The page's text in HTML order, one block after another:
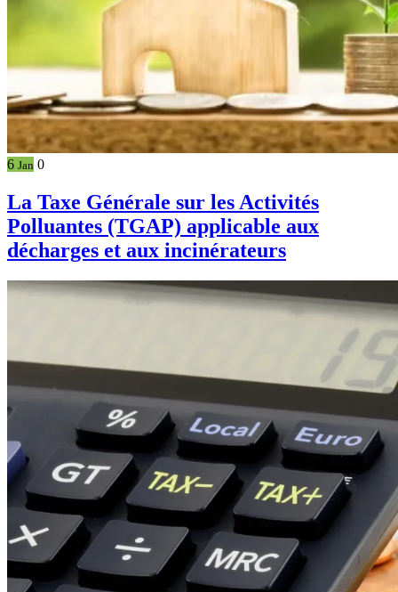
6 Jan 0
La Taxe Générale sur les Activités
Polluantes (TGAP) applicable aux
décharges et aux incinérateurs